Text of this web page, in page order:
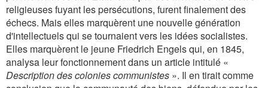
religieuses fuyant les persécutions, furent finalement des
échecs. Mais elles marquèrent une nouvelle génération
d'intellectuels qui se tournaient vers les idées socialistes.
Elles marquèrent le jeune Friedrich Engels qui, en 1845,
analysa leur fonctionnement dans un article intitulé «
Description des colonies communistes ». Il en tirait comme